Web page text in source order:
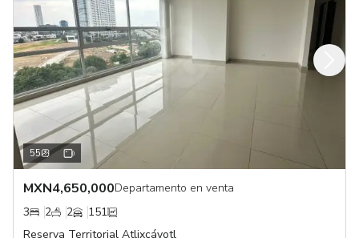
55
MXN4,650,000Departamento en venta
3
2 2
151
Reserva Territorial Atlixcáyotl